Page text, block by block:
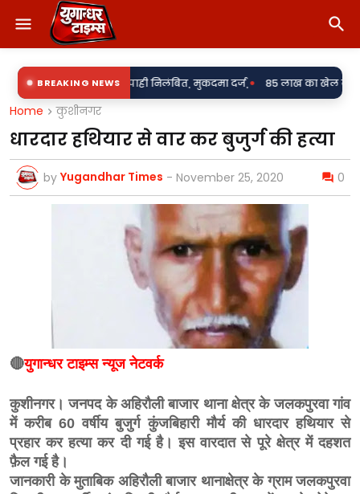
BREAKING NEWS
में दो सिपाही निलंबित, मुकदमा दर्ज,• 85 लाख का खेल या पारदर्शिता
Home कुशीनगर
धारदार हथियार से वार कर बुजुर्ग की हत्या
by Yugandhar Times - November 25, 2020 0
🔴युगान्धर टाइम्स न्यूज नेटवर्क
कुशीनगर। जनपद के अहिरौली बाजार थाना क्षेत्र के जलकपुरवा गांव
में करीब 60 वर्षीय बुजुर्ग कुंजबिहारी मौर्य की धारदार हथियार से
प्रहार कर हत्‍या कर दी गई है। इस वारदात से पूरे क्षेत्र में दहशत
फ़ैल गई है।
जानकारी के मुताबिक अहिरौली बाजार थानाक्षेत्र के ग्राम जलकपुरवा